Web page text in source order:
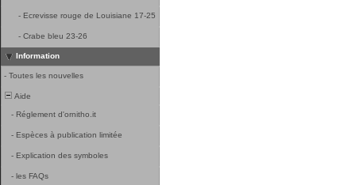
- Ecrevisse rouge de Louisiane 17-25
- Crabe bleu 23-26
Information
- Toutes les nouvelles
Aide
- Réglement d'ornitho.it
- Espèces à publication limitée
- Explication des symboles
- les FAQs